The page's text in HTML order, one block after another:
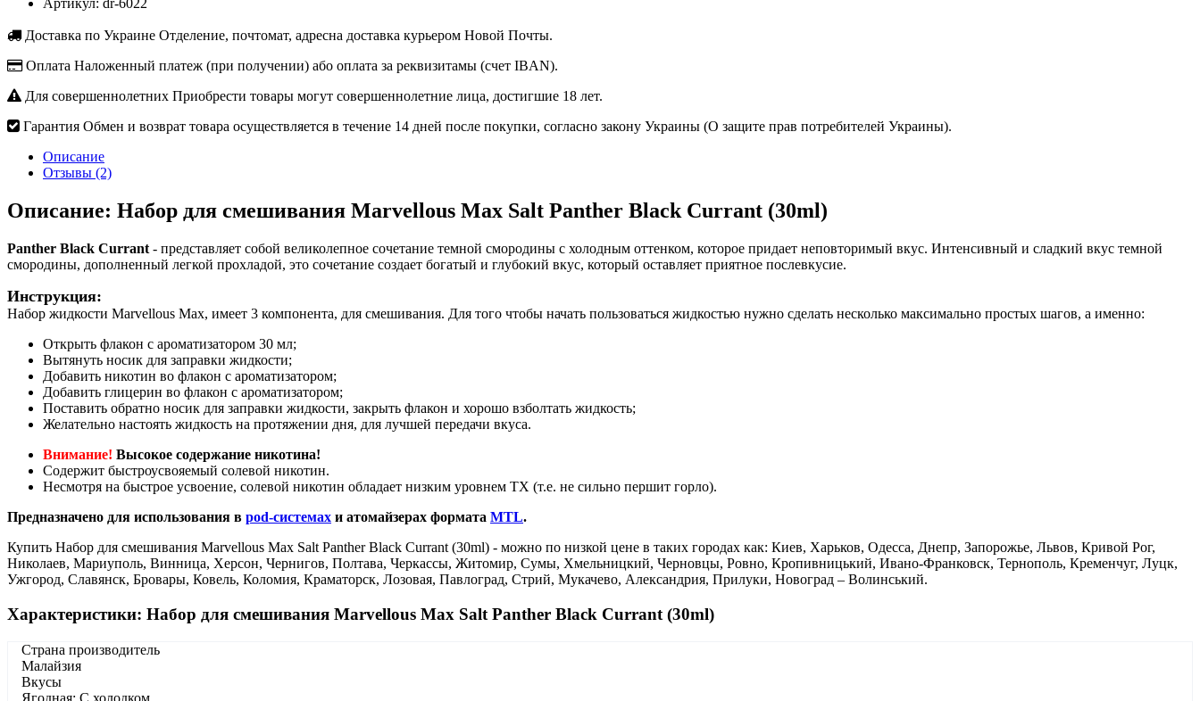
Артикул: dr-6022
Доставка по Украине Отделение, почтомат, адресна доставка курьером Новой Почты.
Оплата Наложенный платеж (при получении) або оплата за реквизитамы (счет IBAN).
Для совершеннолетних Приобрести товары могут совершеннолетние лица, достигшие 18 лет.
Гарантия Обмен и возврат товара осуществляется в течение 14 дней после покупки, согласно закону Украины (О защите прав потребителей Украины).
Описание
Отзывы (2)
Описание: Набор для смешивания Marvellous Max Salt Panther Black Currant (30ml)
Panther Black Currant - представляет собой великолепное сочетание темной смородины с холодным оттенком, которое придает неповторимый вкус. Интенсивный и сладкий вкус темной
смородины, дополненный легкой прохладой, это сочетание создает богатый и глубокий вкус, который оставляет приятное послевкусие.
Инструкция:
Набор жидкости Marvellous Max, имеет 3 компонента, для смешивания. Для того чтобы начать пользоваться жидкостью нужно сделать несколько максимально простых шагов, а именно:
Открыть флакон с ароматизатором 30 мл;
Вытянуть носик для заправки жидкости;
Добавить никотин во флакон с ароматизатором;
Добавить глицерин во флакон с ароматизатором;
Поставить обратно носик для заправки жидкости, закрыть флакон и хорошо взболтать жидкость;
Желательно настоять жидкость на протяжении дня, для лучшей передачи вкуса.
Внимание! Высокое содержание никотина!
Содержит быстроусвояемый солевой никотин.
Несмотря на быстрое усвоение, солевой никотин обладает низким уровнем ТХ (т.е. не сильно першит горло).
Предназначено для использования в pod-системах и атомайзерах формата MTL.
Купить Набор для смешивания Marvellous Max Salt Panther Black Currant (30ml) - можно по низкой цене в таких городах как: Киев, Харьков, Одесса, Днепр, Запорожье, Львов, Кривой Рог,
Николаев, Мариуполь, Винница, Херсон, Чернигов, Полтава, Черкассы, Житомир, Сумы, Хмельницкий, Черновцы, Ровно, Кропивницький, Ивано-Франковск, Тернополь, Кременчуг, Луцк,
Ужгород, Славянск, Бровары, Ковель, Коломия, Краматорск, Лозовая, Павлоград, Стрий, Мукачево, Александрия, Прилуки, Новоград – Волинський.
Характеристики: Набор для смешивания Marvellous Max Salt Panther Black Currant (30ml)
Страна производитель
Малайзия
Вкусы
Ягодная; С холодком